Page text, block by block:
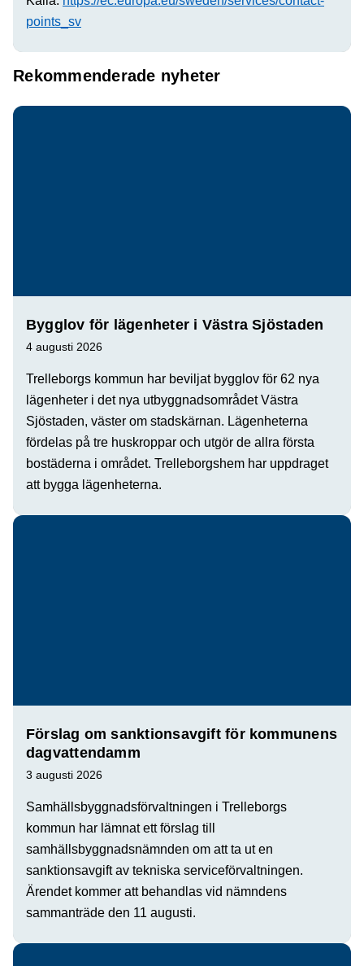
points_sv
Rekommenderade nyheter
Bygglov för lägenheter i Västra Sjöstaden
4 augusti 2026
Trelleborgs kommun har beviljat bygglov för 62 nya
lägenheter i det nya utbyggnadsområdet Västra
Sjöstaden, väster om stadskärnan. Lägenheterna
fördelas på tre huskroppar och utgör de allra första
bostäderna i området. Trelleborgshem har uppdraget
att bygga lägenheterna.
Förslag om sanktionsavgift för kommunens
dagvattendamm
3 augusti 2026
Samhällsbyggnadsförvaltningen i Trelleborgs
kommun har lämnat ett förslag till
samhällsbyggnadsnämnden om att ta ut en
sanktionsavgift av tekniska serviceförvaltningen.
Ärendet kommer att behandlas vid nämndens
sammanträde den 11 augusti.